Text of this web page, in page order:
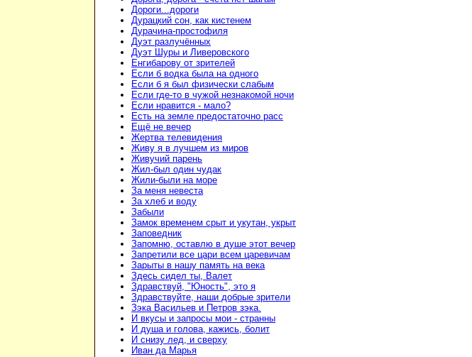
Дороги...дороги
Дурацкий сон, как кистенем
Дурачина-простофиля
Дуэт разлучённых
Дуэт Шуры и Ливеровского
Енгибарову от зрителей
Если б водка была на одного
Если б я был физически слабым
Если где-то в чужой незнакомой ночи
Если нравится - мало?
Есть на земле предостаточно расс
Ещё не вечер
Жертва телевидения
Живу я в лучшем из миров
Живучий парень
Жил-был один чудак
Жили-были на море
За меня невеста
За хлеб и воду
Забыли
Замок временем срыт и укутан, укрыт
Заповедник
Запомню, оставлю в душе этот вечер
Запретили все цари всем царевичам
Зарыты в нашу память на века
Здесь сидел ты, Валет
Здравствуй, "Юность", это я
Здравствуйте, наши добрые зрители
Зэка Васильев и Петров зэка.
И вкусы и запросы мои - странны
И душа и голова, кажись, болит
И снизу лед, и сверху
Иван да Марья